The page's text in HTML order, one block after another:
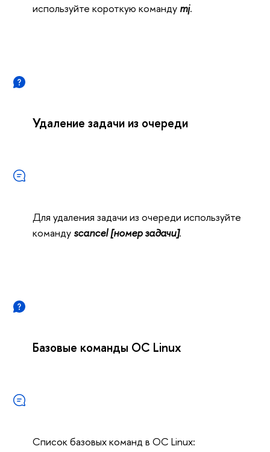
используйте короткую команду mj.
Удаление задачи из очереди
Для удаления задачи из очереди используйте
команду scancel [номер задачи].
Базовые команды ОС Linux
Список базовых команд в ОС Linux: